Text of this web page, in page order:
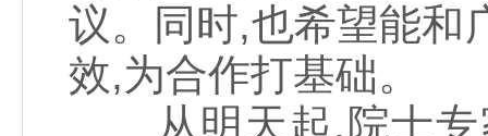
议。同时,也希望能和
效,为合作打基础。
从明天起,院士专